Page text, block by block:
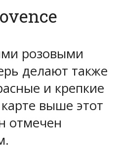
розовыми
делают также
и крепкие
выше этот
отмечен